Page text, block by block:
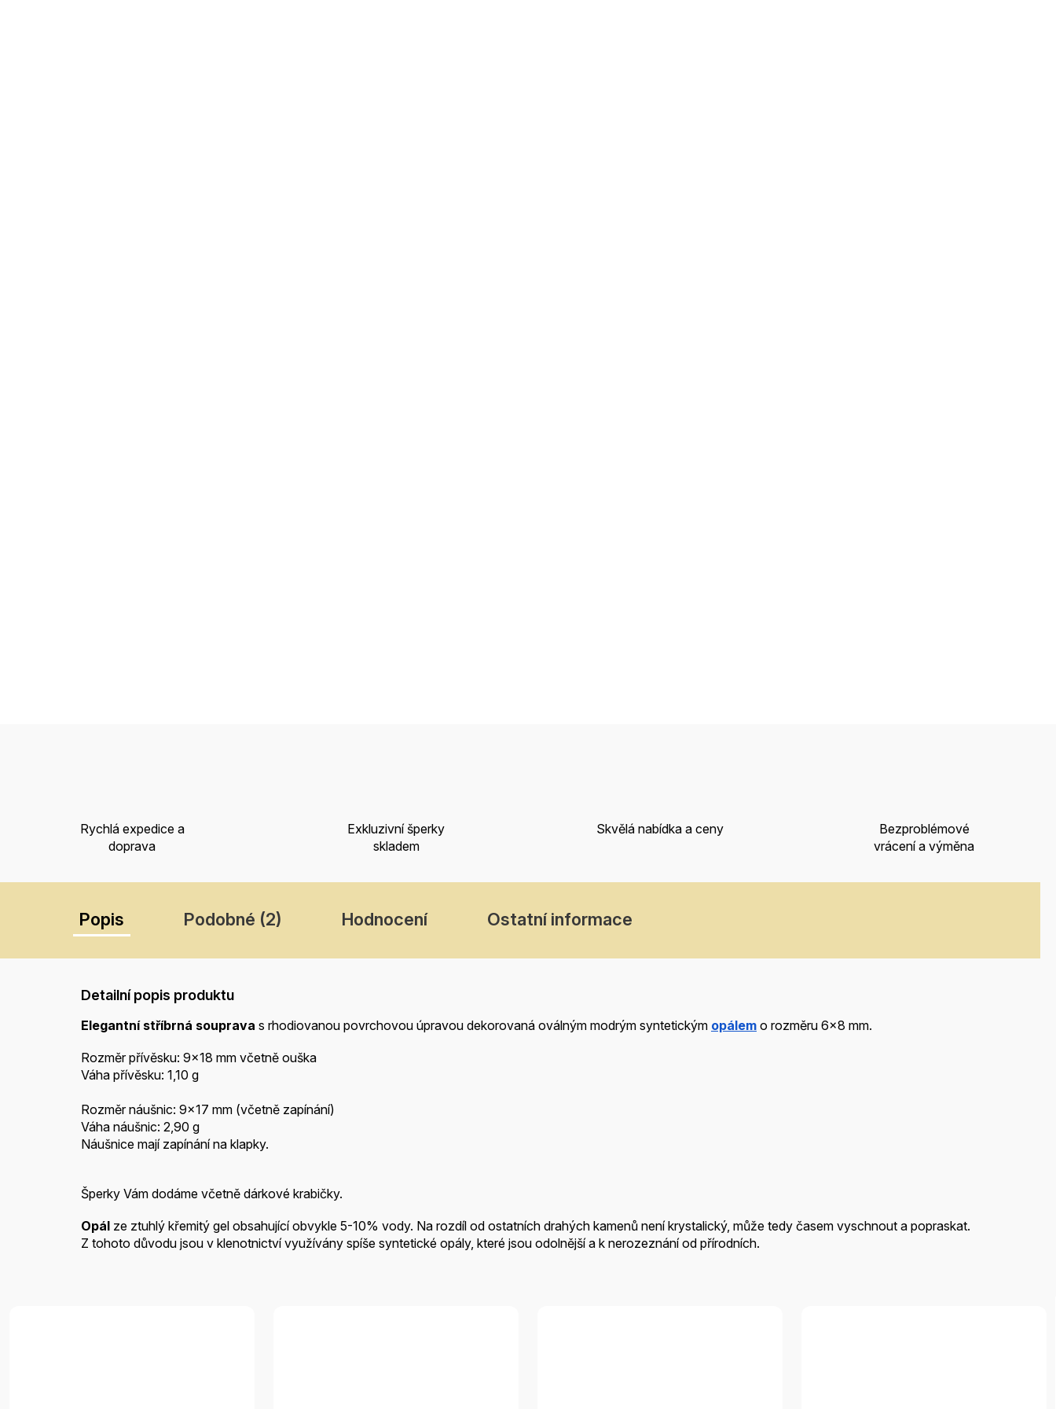
Rychlá expedice a
doprava
Exkluzivní šperky
skladem
Skvělá nabídka a ceny
Bezproblémové
vrácení a výměna
Popis Podobné (2) Hodnocení Ostatní informace
Detailní popis produktu
Elegantní stříbrná souprava s rhodiovanou povrchovou úpravou dekorovaná oválným modrým syntetickým opálem o rozměru 6x8 mm.
Rozměr přívěsku: 9x18 mm včetně ouška
Váha přívěsku: 1,10 g
Rozměr náušnic: 9x17 mm (včetně zapínání)
Váha náušnic: 2,90 g
Náušnice mají zapínání na klapky.
Šperky Vám dodáme včetně dárkové krabičky.
Opál ze ztuhlý křemitý gel obsahující obvykle 5-10% vody. Na rozdíl od ostatních drahých kamenů není krystalický, může tedy časem vyschnout a popraskat.
Z tohoto důvodu jsou v klenotnictví využívány spíše syntetické opály, které jsou odolnější a k nerozeznání od přírodních.